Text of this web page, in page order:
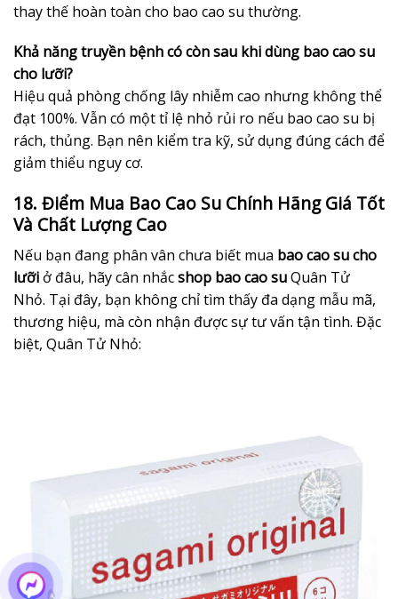
thay thế hoàn toàn cho bao cao su thường.
Khả năng truyền bệnh có còn sau khi dùng bao cao su
cho lưỡi?
Hiệu quả phòng chống lây nhiễm cao nhưng không thể
đạt 100%. Vẫn có một tỉ lệ nhỏ rủi ro nếu bao cao su bị
rách, thủng. Bạn nên kiểm tra kỹ, sử dụng đúng cách để
giảm thiểu nguy cơ.
18. Điểm Mua Bao Cao Su Chính Hãng Giá Tốt
Và Chất Lượng Cao
Nếu bạn đang phân vân chưa biết mua bao cao su cho
lưỡi ở đâu, hãy cân nhắcshop bao cao suQuân Tử
Nhỏ. Tại đây, bạn không chỉ tìm thấy đa dạng mẫu mã,
thương hiệu, mà còn nhận được sự tư vấn tận tình. Đặc
biệt, Quân Tử Nhỏ: